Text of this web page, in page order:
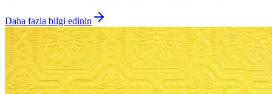
Daha fazla bilgi edinin